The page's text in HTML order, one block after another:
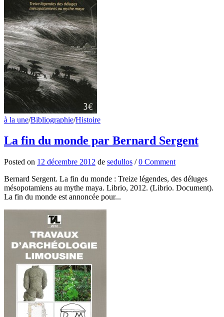
à la une/Bibliographie/Histoire
La fin du monde par Bernard Sergent
Posted on 12 décembre 2012 de sedullos /0 Comment
Bernard Sergent. La fin du monde : Treize légendes, des déluges
mésopotamiens au mythe maya. Librio, 2012. (Librio. Document).
La fin du monde est annoncée pour...